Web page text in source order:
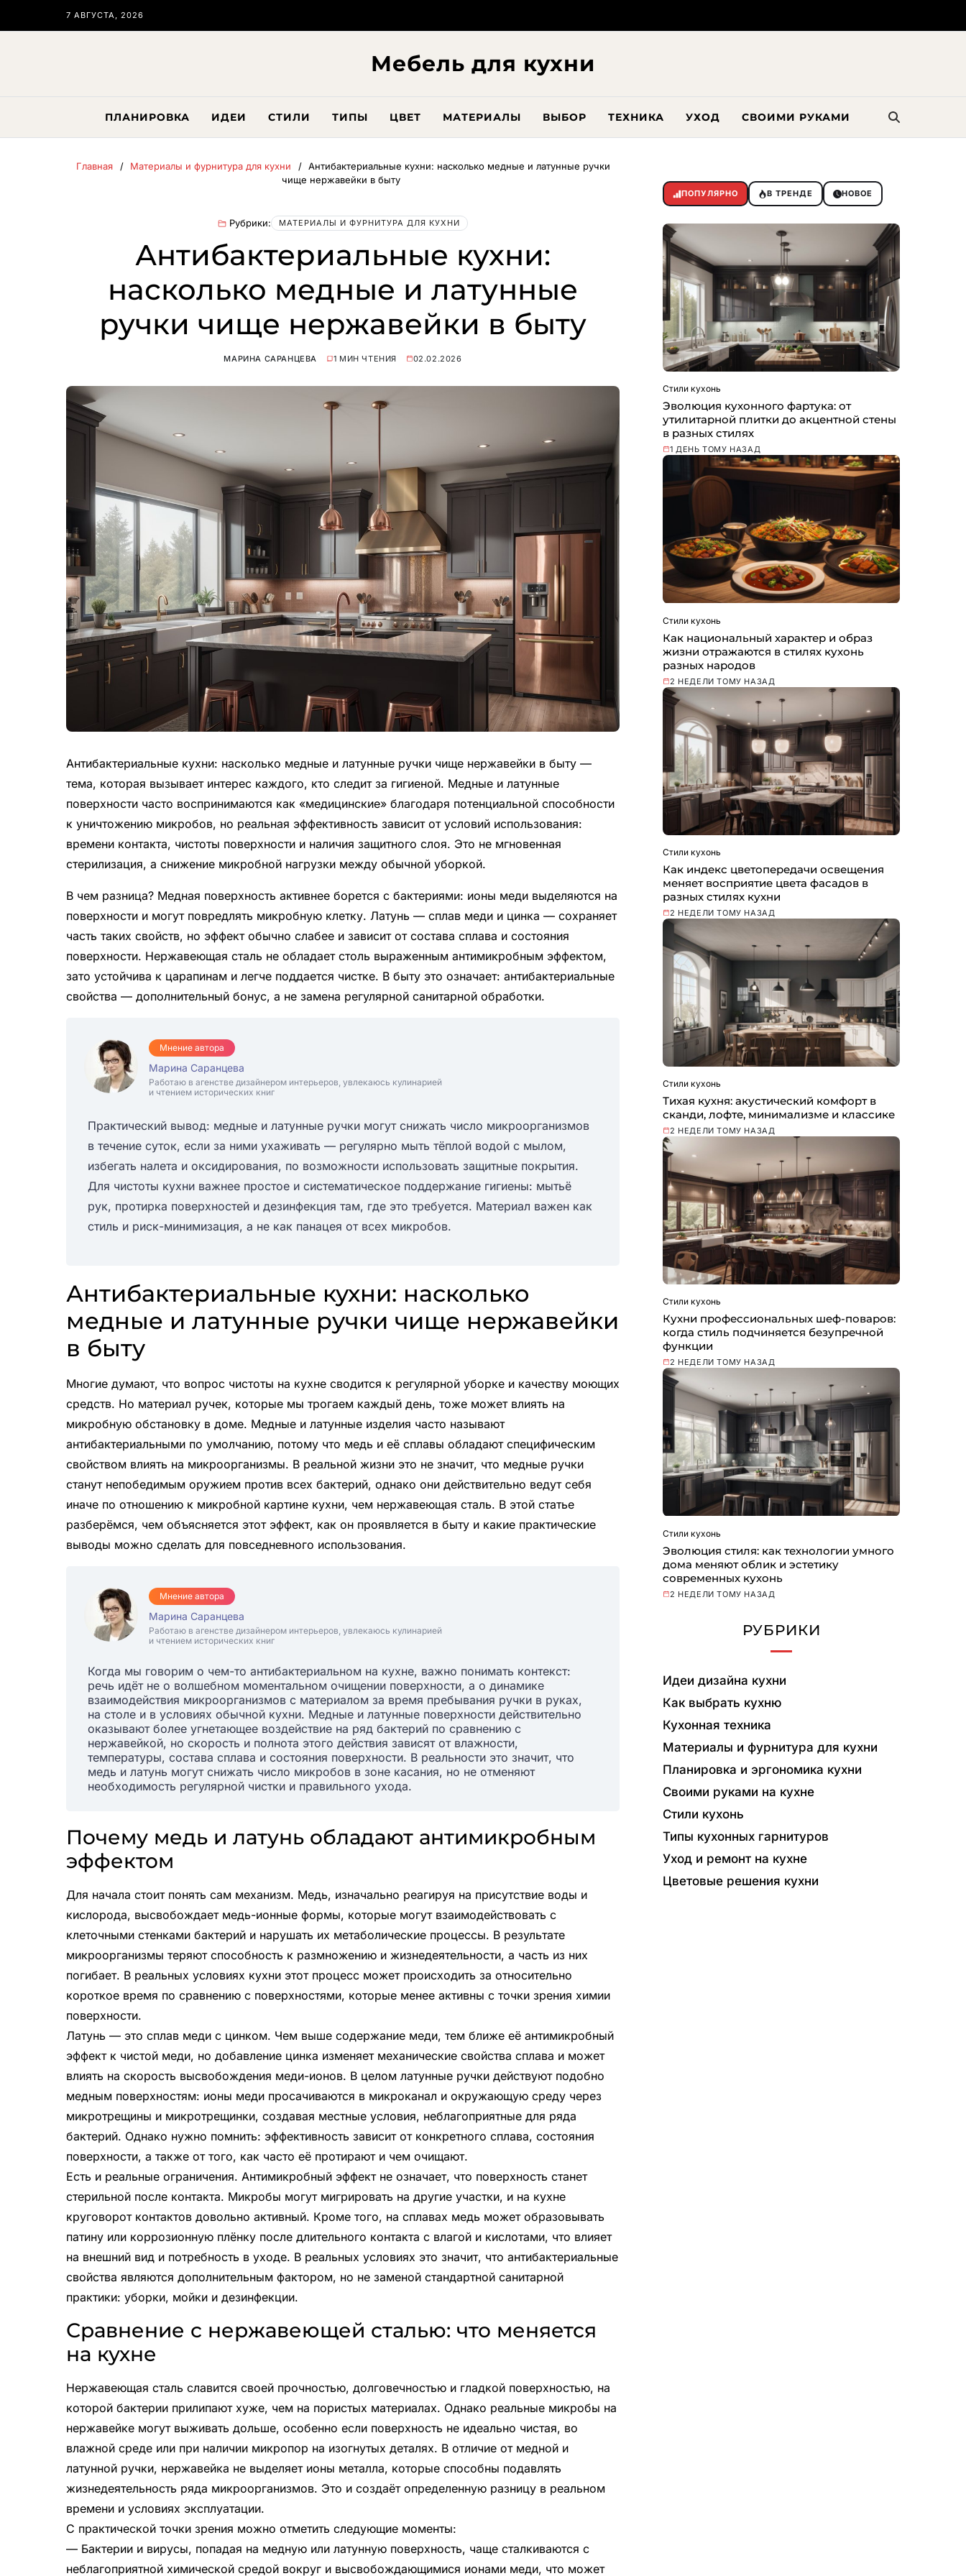
7 АВГУСТА, 2026
Мебель для кухни
ПЛАНИРОВКА ИДЕИ СТИЛИ ТИПЫ ЦВЕТ МАТЕРИАЛЫ ВЫБОР ТЕХНИКА УХОД СВОИМИ РУКАМИ
Главная Материалы и фурнитура для кухни
Антибактериальные кухни: насколько медные и латунные ручки
чище нержавейки в быту
Рубрики: МАТЕРИАЛЫ И ФУРНИТУРА ДЛЯ КУХНИ
Антибактериальные кухни:
насколько медные и латунные
ручки чище нержавейки в быту
МАРИНА САРАНЦЕВА 1 МИН ЧТЕНИЯ 02.02.2026
Антибактериальные кухни: насколько медные и латунные ручки чище нержавейки в быту —
тема, которая вызывает интерес каждого, кто следит за гигиеной. Медные и латунные
поверхности часто воспринимаются как «медицинские» благодаря потенциальной способности
к уничтожению микробов, но реальная эффективность зависит от условий использования:
времени контакта, чистоты поверхности и наличия защитного слоя. Это не мгновенная
стерилизация, а снижение микробной нагрузки между обычной уборкой.
В чем разница? Медная поверхность активнее борется с бактериями: ионы меди выделяются на
поверхности и могут повредлять микробную клетку. Латунь — сплав меди и цинка — сохраняет
часть таких свойств, но эффект обычно слабее и зависит от состава сплава и состояния
поверхности. Нержавеющая сталь не обладает столь выраженным антимикробным эффектом,
зато устойчива к царапинам и легче поддается чистке. В быту это означает: антибактериальные
свойства — дополнительный бонус, а не замена регулярной санитарной обработки.
Мнение автора
Марина Саранцева
Работаю в агенстве дизайнером интерьеров, увлекаюсь кулинарией
и чтением исторических книг
Практический вывод: медные и латунные ручки могут снижать число микроорганизмов
в течение суток, если за ними ухаживать — регулярно мыть тёплой водой с мылом,
избегать налета и оксидирования, по возможности использовать защитные покрытия.
Для чистоты кухни важнее простое и систематическое поддержание гигиены: мытьё
рук, протирка поверхностей и дезинфекция там, где это требуется. Материал важен как
стиль и риск-минимизация, а не как панацея от всех микробов.
Антибактериальные кухни: насколько
медные и латунные ручки чище нержавейки
в быту
Многие думают, что вопрос чистоты на кухне сводится к регулярной уборке и качеству моющих
средств. Но материал ручек, которые мы трогаем каждый день, тоже может влиять на
микробную обстановку в доме. Медные и латунные изделия часто называют
антибактериальными по умолчанию, потому что медь и её сплавы обладают специфическим
свойством влиять на микроорганизмы. В реальной жизни это не значит, что медные ручки
станут непобедимым оружием против всех бактерий, однако они действительно ведут себя
иначе по отношению к микробной картине кухни, чем нержавеющая сталь. В этой статье
разберёмся, чем объясняется этот эффект, как он проявляется в быту и какие практические
выводы можно сделать для повседневного использования.
Мнение автора
Марина Саранцева
Работаю в агенстве дизайнером интерьеров, увлекаюсь кулинарией
и чтением исторических книг
Когда мы говорим о чем-то антибактериальном на кухне, важно понимать контекст:
речь идёт не о волшебном моментальном очищении поверхности, а о динамике
взаимодействия микроорганизмов с материалом за время пребывания ручки в руках,
на столе и в условиях обычной кухни. Медные и латунные поверхности действительно
оказывают более угнетающее воздействие на ряд бактерий по сравнению с
нержавейкой, но скорость и полнота этого действия зависят от влажности,
температуры, состава сплава и состояния поверхности. В реальности это значит, что
медь и латунь могут снижать число микробов в зоне касания, но не отменяют
необходимость регулярной чистки и правильного ухода.
Почему медь и латунь обладают антимикробным
эффектом
Для начала стоит понять сам механизм. Медь, изначально реагируя на присутствие воды и
кислорода, высвобождает медь-ионные формы, которые могут взаимодействовать с
клеточными стенками бактерий и нарушать их метаболические процессы. В результате
микроорганизмы теряют способность к размножению и жизнедеятельности, а часть из них
погибает. В реальных условиях кухни этот процесс может происходить за относительно
короткое время по сравнению с поверхностями, которые менее активны с точки зрения химии
поверхности.
Латунь — это сплав меди с цинком. Чем выше содержание меди, тем ближе её антимикробный
эффект к чистой меди, но добавление цинка изменяет механические свойства сплава и может
влиять на скорость высвобождения меди-ионов. В целом латунные ручки действуют подобно
медным поверхностям: ионы меди просачиваются в микроканал и окружающую среду через
микротрещины и микротрещинки, создавая местные условия, неблагоприятные для ряда
бактерий. Однако нужно помнить: эффективность зависит от конкретного сплава, состояния
поверхности, а также от того, как часто её протирают и чем очищают.
Есть и реальные ограничения. Антимикробный эффект не означает, что поверхность станет
стерильной после контакта. Микробы могут мигрировать на другие участки, и на кухне
круговорот контактов довольно активный. Кроме того, на сплавах медь может образовывать
патину или коррозионную плёнку после длительного контакта с влагой и кислотами, что влияет
на внешний вид и потребность в уходе. В реальных условиях это значит, что антибактериальные
свойства являются дополнительным фактором, но не заменой стандартной санитарной
практики: уборки, мойки и дезинфекции.
Сравнение с нержавеющей сталью: что меняется
на кухне
Нержавеющая сталь славится своей прочностью, долговечностью и гладкой поверхностью, на
которой бактерии прилипают хуже, чем на пористых материалах. Однако реальные микробы на
нержавейке могут выживать дольше, особенно если поверхность не идеально чистая, во
влажной среде или при наличии микропор на изогнутых деталях. В отличие от медной и
латунной ручки, нержавейка не выделяет ионы металла, которые способны подавлять
жизнедеятельность ряда микроорганизмов. Это и создаёт определенную разницу в реальном
времени и условиях эксплуатации.
С практической точки зрения можно отметить следующие моменты:
— Бактерии и вирусы, попадая на медную или латунную поверхность, чаще сталкиваются с
неблагоприятной химической средой вокруг и высвобождающимися ионами меди, что может
ПОПУЛЯРНО В ТРЕНДЕ НОВОЕ
Стили кухонь
Эволюция кухонного фартука: от
утилитарной плитки до акцентной стены
в разных стилях
1 ДЕНЬ ТОМУ НАЗАД
Стили кухонь
Как национальный характер и образ
жизни отражаются в стилях кухонь
разных народов
2 НЕДЕЛИ ТОМУ НАЗАД
Стили кухонь
Как индекс цветопередачи освещения
меняет восприятие цвета фасадов в
разных стилях кухни
2 НЕДЕЛИ ТОМУ НАЗАД
Стили кухонь
Тихая кухня: акустический комфорт в
сканди, лофте, минимализме и классике
2 НЕДЕЛИ ТОМУ НАЗАД
Стили кухонь
Кухни профессиональных шеф-поваров:
когда стиль подчиняется безупречной
функции
2 НЕДЕЛИ ТОМУ НАЗАД
Стили кухонь
Эволюция стиля: как технологии умного
дома меняют облик и эстетику
современных кухонь
2 НЕДЕЛИ ТОМУ НАЗАД
РУБРИКИ
Идеи дизайна кухни
Как выбрать кухню
Кухонная техника
Материалы и фурнитура для кухни
Планировка и эргономика кухни
Своими руками на кухне
Стили кухонь
Типы кухонных гарнитуров
Уход и ремонт на кухне
Цветовые решения кухни